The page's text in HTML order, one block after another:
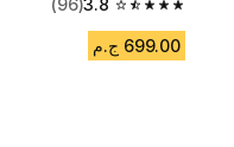
3.8
3.8 out of 5 stars from 96 reviews
(96)
699.00 ج.م